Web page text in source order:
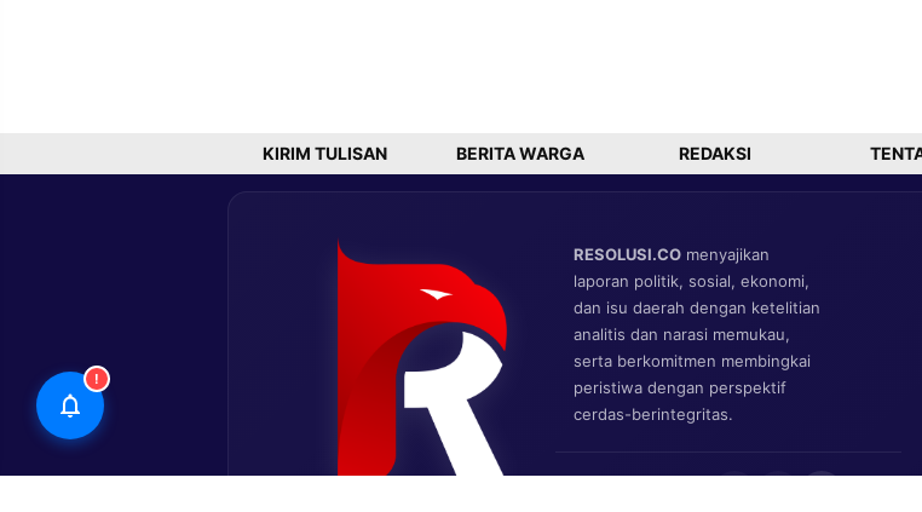
KIRIM TULISAN BERITA WARGA REDAKSI
RESOLUSI.CO menyajikan
laporan politik, sosial, ekonomi,
dan isu daerah dengan ketelitian
analitis dan narasi memukau,
serta berkomitmen membingkai
peristiwa dengan perspektif
cerdas-berintegritas.
!